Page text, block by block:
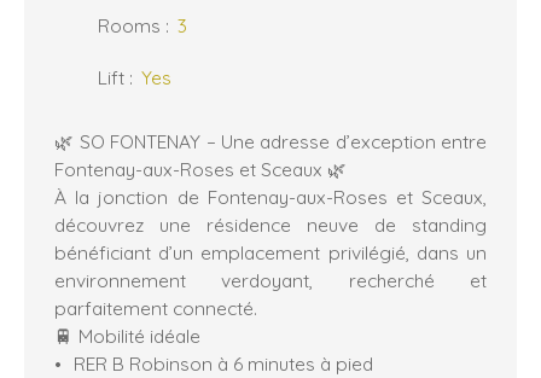
Rooms : 3
Lift : Yes
🌿 SO FONTENAY – Une adresse d’exception entre
Fontenay-aux-Roses et Sceaux 🌿
À la jonction de Fontenay-aux-Roses et Sceaux,
découvrez une résidence neuve de standing
bénéficiant d’un emplacement privilégié, dans un
environnement verdoyant, recherché et
parfaitement connecté.
🚆 Mobilité idéale
RER B Robinson à 6 minutes à pied